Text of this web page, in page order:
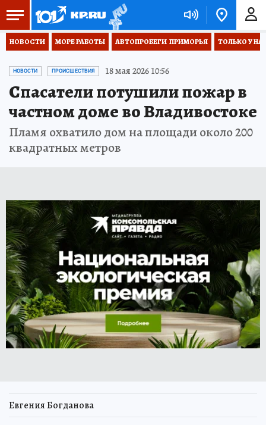
НОВОСТИ МОРЕ РАБОТЫ АВТОПРОБЕГИ  ПРИМОРЬЯ ТОЛЬКО У
НОВОСТИ ПРОИСШЕСТВИЯ 18 мая 2026 10:56
Спасатели потушили пожар в
частном доме во Владивостоке
Пламя охватило дом на площади около 200
квадратных метров
Евгения Богданова